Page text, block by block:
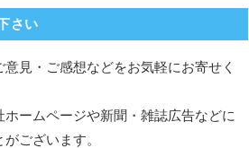
さい
見・ご感想などをお気軽にお寄せく
ームページや新聞・雑誌広告などに
ございます。